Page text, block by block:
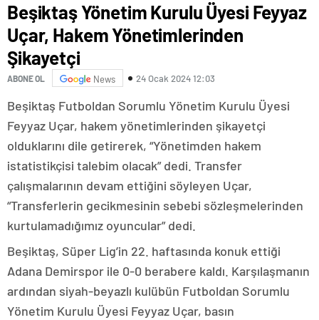
Beşiktaş Yönetim Kurulu Üyesi Feyyaz
Uçar, Hakem Yönetimlerinden
Şikayetçi
ABONE OL News 24 Ocak 2024 12:03
Beşiktaş Futboldan Sorumlu Yönetim Kurulu Üyesi
Feyyaz Uçar, hakem yönetimlerinden şikayetçi
olduklarını dile getirerek, “Yönetimden hakem
istatistikçisi talebim olacak” dedi. Transfer
çalışmalarının devam ettiğini söyleyen Uçar,
“Transferlerin gecikmesinin sebebi sözleşmelerinden
kurtulamadığımız oyuncular” dedi.
Beşiktaş, Süper Lig’in 22. haftasında konuk ettiği
Adana Demirspor ile 0-0 berabere kaldı. Karşılaşmanın
ardından siyah-beyazlı kulübün Futboldan Sorumlu
Yönetim Kurulu Üyesi Feyyaz Uçar, basın